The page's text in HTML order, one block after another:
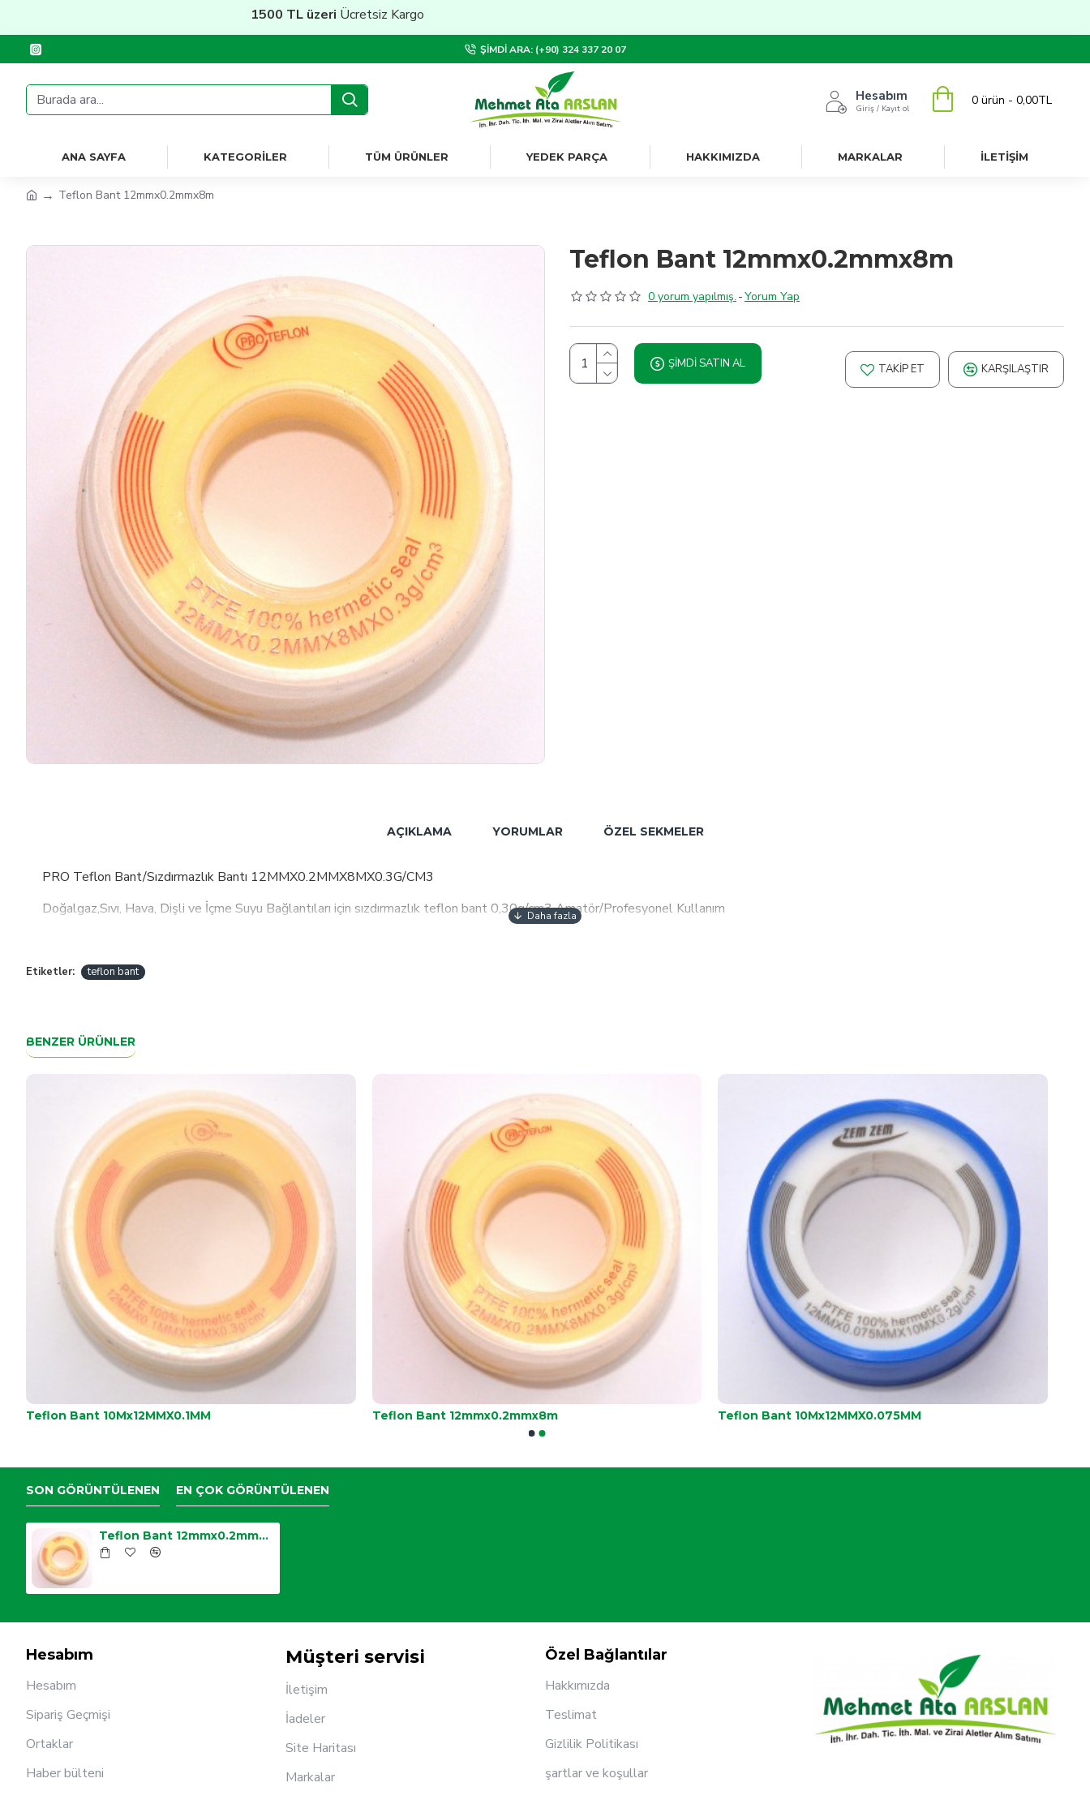
1500 TL üzeriÜcretsiz Kargo
ŞIMDI ARA: (+90) 324 337 20 07
Hesabım
Giriş / Kayıt ol
0 ürün - 0,00TL
ANA SAYFA KATEGORILER TÜM ÜRÜNLER YEDEK PARÇA HAKKIMIZDA MARKALAR İLETİŞİM
Teflon Bant 12mmx0.2mmx8m
Teflon Bant 12mmx0.2mmx8m
0 yorum yapılmış. -Yorum Yap
ŞIMDI SATIN AL TAKIP ET KARŞILAŞTIR
AÇIKLAMA YORUMLAR ÖZEL SEKMELER
PRO Teflon Bant/Sızdırmazlık Bantı 12MMX0.2MMX8MX0.3G/CM3
Doğalgaz,Sıvı, Hava, Dişli ve İçme Suyu Bağlantıları için sızdırmazlık teflon bant 0,30g/cm3 Amatör/Profesyonel Kullanım
Dayanıklı ve ekonomiktir.
Kullanımı: İnce vida dişlerine en az 2 kat ve az miktarda gerilerek saat yönünde sarılır.
Etiketler: teflon bant
BENZER ÜRÜNLER
Teflon Bant 10Mx12MMX0.1MM Teflon Bant 12mmx0.2mmx8m Teflon Bant 10Mx12MMX0.075MM
SON GÖRÜNTÜLENEN EN ÇOK GÖRÜNTÜLENEN
Teflon Bant 12mmx0.2mmx8m
Hesabım
Hesabım
Sipariş Geçmişi
Ortaklar
Haber bülteni
Müşteri servisi
İletişim
İadeler
Site Haritası
Markalar
Özel Bağlantılar
Hakkımızda
Teslimat
Gizlilik Politikası
şartlar ve koşullar